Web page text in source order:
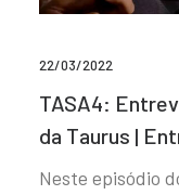
22/03/2022
TASA4:
da Taurus |
Neste episódio